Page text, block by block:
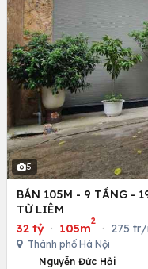
5
BÁN 105M - 9 TẦNG -
TỪ LIÊM
32 tỷ · 105m
2
· 275
Thành phố Hà Nội
Nguyễn Đức Hải